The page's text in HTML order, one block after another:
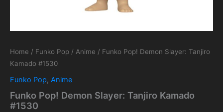
Home / Funko Pop / Anime / Funko Pop! Demon Slayer: Tanjiro
Kamado #1530
Funko Pop, Anime
Funko Pop! Demon Slayer: Tanjiro Kamado
#1530